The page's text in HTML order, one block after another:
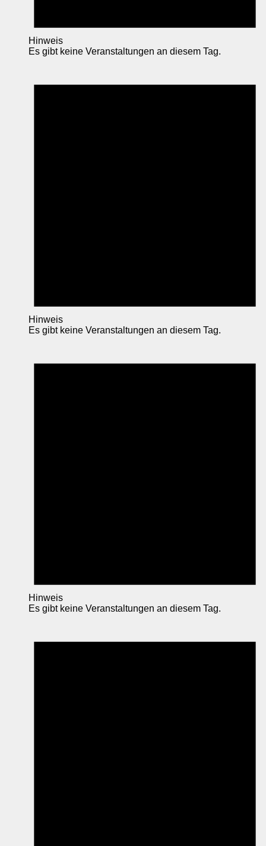
Hinweis
Es gibt keine Veranstaltungen an diesem Tag.
Hinweis
Es gibt keine Veranstaltungen an diesem Tag.
Hinweis
Es gibt keine Veranstaltungen an diesem Tag.